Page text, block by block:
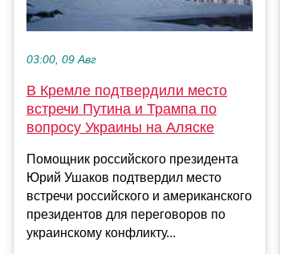
03:00, 09 Авг
В Кремле подтвердили место
встречи Путина и Трампа по
вопросу Украины на Аляске
Помощник российского президента
Юрий Ушаков подтвердил место
встречи российского и американского
президентов для переговоров по
украинскому конфликту...